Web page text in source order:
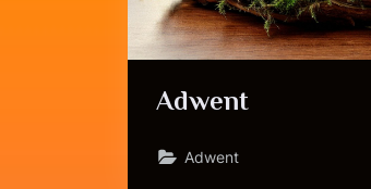
Adwent
Adwent